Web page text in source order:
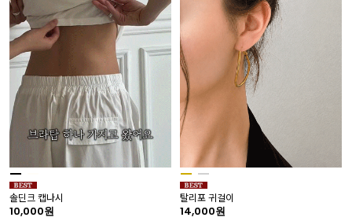
솔딘크 캡나시
10,000원
탈리포 귀걸이
14,000원